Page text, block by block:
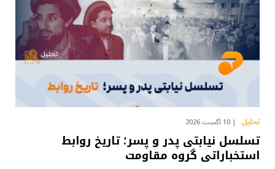
تحلیل 10 آگست 2026
تسلسل نیابتی پدر و پسر؛ تاریخ روابط
استخباراتی گروه مقاومت